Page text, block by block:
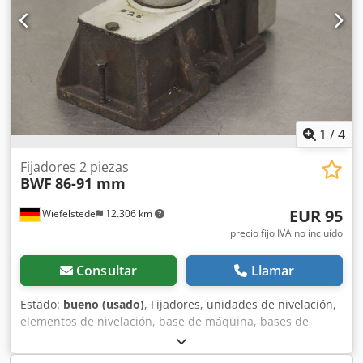
1 /4
Wiefelstede 12.306 km
Fijadores 2 piezas
BWF 86-91 mm
EUR 95
precio fijo IVA no incluído
Consultar Llamar
Estado: bueno (usado), Fijadores, unidades de nivelación,
elementos de nivelación, base de máquina, bases de
máquina, zapatas de nivelación, base de la máquina,
zapata de nivelación, zapata en cuña, soporte de máquina,